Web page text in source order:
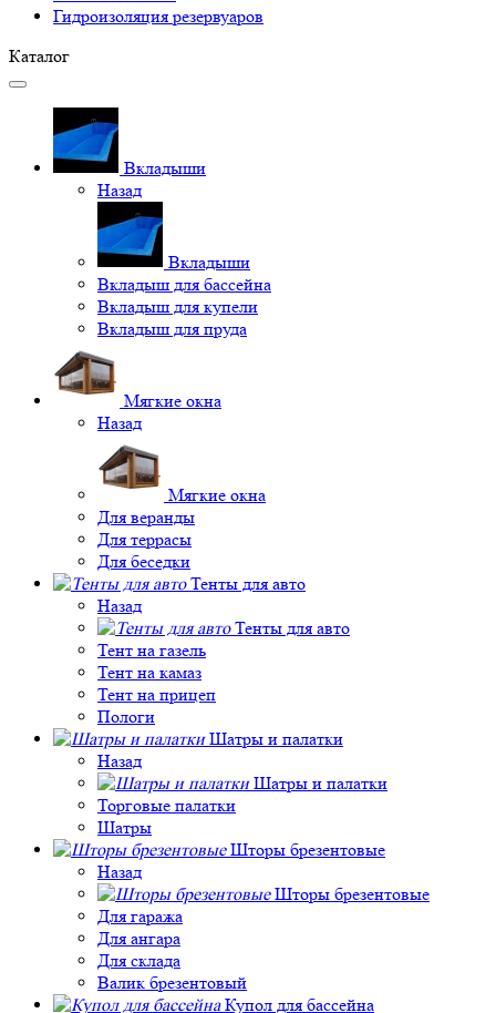
Гидроизоляция резервуаров
Каталог
Вкладыши
Назад
Вкладыши
Вкладыш для бассейна
Вкладыш для купели
Вкладыш для пруда
Мягкие окна
Назад
Мягкие окна
Для веранды
Для террасы
Для беседки
Тенты для авто
Назад
Тенты для авто
Тент на газель
Тент на камаз
Тент на прицеп
Пологи
Шатры и палатки
Назад
Шатры и палатки
Торговые палатки
Шатры
Шторы брезентовые
Назад
Шторы брезентовые
Для гаража
Для ангара
Для склада
Валик брезентовый
Купол для бассейна